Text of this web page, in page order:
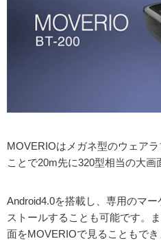
MOVERIOはメガネ型のウェア
ことで20m先に320型相当の大画
Android4.0を搭載し、専用のマ
ストールすることも可能です。
面をMOVERIOで見ることもでき